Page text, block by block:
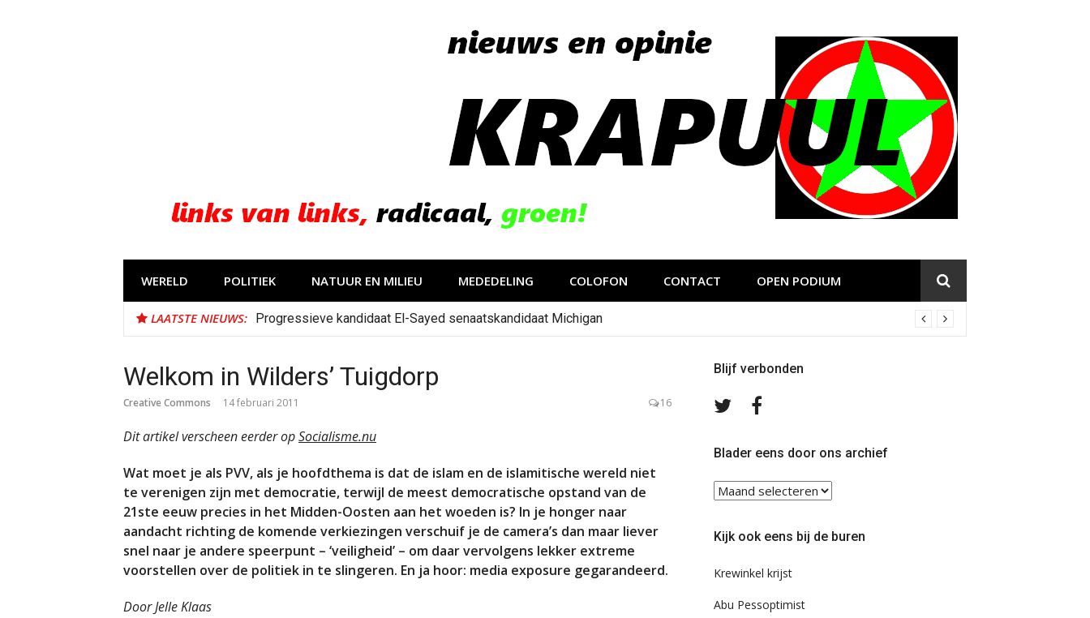
WERELD POLITIEK NATUUR EN MILIEU MEDEDELING COLOFON CONTACT OPEN PODIUM
LAATSTE NIEUWS: Progressieve kandidaat El-Sayed senaatskandidaat Michigan
Welkom in Wilders’ Tuigdorp
Creative Commons 14 februari 2011 16
Dit artikel verscheen eerder opSocialisme.nu
Wat moet je als PVV, als je hoofdthema is dat de islam en de islamitische wereld niet
te verenigen zijn met democratie, terwijl de meest democratische opstand van de
21ste eeuw precies in het Midden-Oosten aan het woeden is? In je honger naar
aandacht richting de komende verkiezingen verschuif je de camera’s dan maar liever
snel naar je andere speerpunt – ‘veiligheid’ – om daar vervolgens lekker extreme
voorstellen over de politiek in te slingeren. En ja hoor: media exposure gegarandeerd.
Door Jelle Klaas
Blijf verbonden
Volg
TwitterFacebook
Blader eens door ons archief
Blader
eens
ons
Kijk ook eens bij de buren
Krewinkel krijst
Abu Pessoptimist